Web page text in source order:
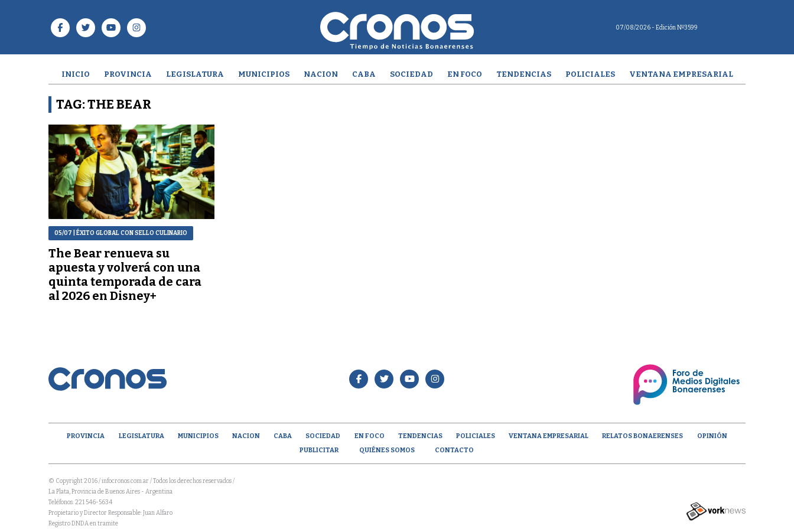
07/08/2026 - Edición Nº3599
INICIO PROVINCIA LEGISLATURA MUNICIPIOS NACION CABA SOCIEDAD EN FOCO TENDENCIAS POLICIALES VENTANA EMPRESARIAL
TAG: THE BEAR
05/07 | ÉXITO GLOBAL CON SELLO CULINARIO
The Bear renueva su
apuesta y volverá con una
quinta temporada de cara
al 2026 en Disney+
PROVINCIA LEGISLATURA MUNICIPIOS NACION CABA SOCIEDAD EN FOCO TENDENCIAS POLICIALES VENTANA EMPRESARIAL RELATOS BONAERENSES
OPINIÓN
PUBLICITAR
QUIÉNES SOMOS CONTACTO
© Copyright 2016 / infocronos.com.ar / Todos los derechos reservados /
La Plata, Provincia de Buenos Aires - Argentina
Teléfonos: 221 546-5634
Propietario y Director Responsable: Juan Alfaro
Registro DNDA en tramite